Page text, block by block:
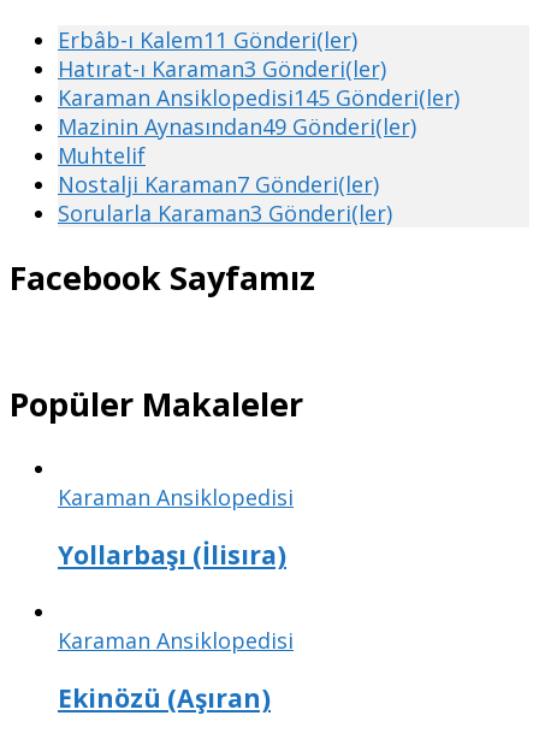
Erbâb-ı Kalem11 Gönderi(ler)
Hatırat-ı Karaman3 Gönderi(ler)
Karaman Ansiklopedisi145 Gönderi(ler)
Mazinin Aynasından49 Gönderi(ler)
Muhtelif
Nostalji Karaman7 Gönderi(ler)
Sorularla Karaman3 Gönderi(ler)
Facebook Sayfamız
Popüler Makaleler
Karaman Ansiklopedisi
Yollarbaşı (İlisıra)
Karaman Ansiklopedisi
Ekinözü (Aşıran)